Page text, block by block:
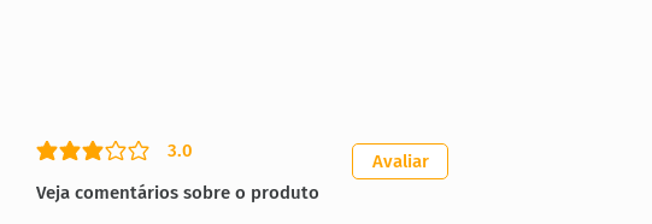
3.0
classificação média é 3 de 5
Veja comentários sobre o produto
Avaliar